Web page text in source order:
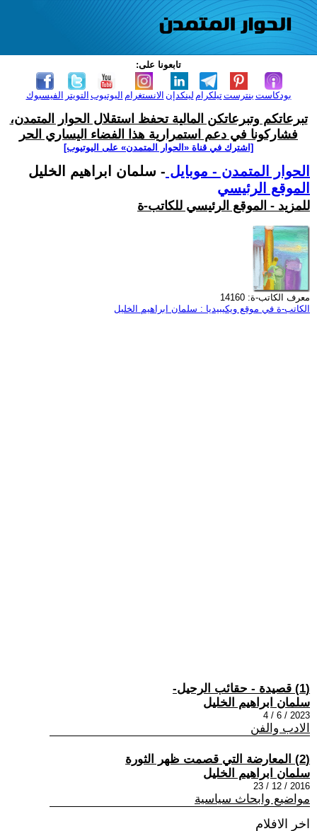
تابعونا على:
الفيسبوك التويتر اليوتيوب الانستغرام لينكدإن تيلكرامبنترست بودكاست
تبرعاتكم وتبرعاتكن المالية تحفظ استقلال الحوار المتمدن،
فشاركونا في دعم استمرارية هذا الفضاء اليساري الحر
[اشترك في قناة ‫«الحوار المتمدن» على اليوتيوب]
الحوار المتمدن - موبايل - سلمان ابراهيم الخليل
الموقع الرئيسي
للمزيد - الموقع الرئيسي للكاتب-ة
معرف الكاتب-ة: 14160
الكاتب-ة في موقع ويكيبيديا : سلمان ابراهيم الخليل
(1) قصيدة - حقائب الرحيل-
سلمان ابراهيم الخليل
2023 / 6 / 4
الادب والفن
(2) المعارضة التي قصمت ظهر الثورة
سلمان ابراهيم الخليل
2016 / 12 / 23
مواضيع وابحاث سياسية
اخر الافلام